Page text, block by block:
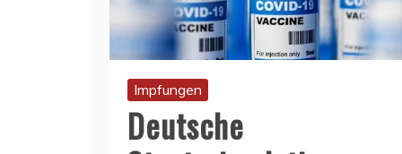
Impfungen
Deutsche